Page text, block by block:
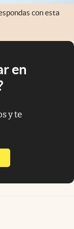
con esta
en
y te
nueva pestaña